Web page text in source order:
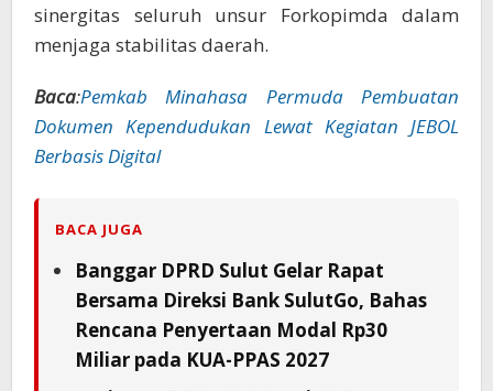
sinergitas seluruh unsur Forkopimda dalam
menjaga stabilitas daerah.
Baca:Pemkab Minahasa Permuda Pembuatan
Dokumen Kependudukan Lewat Kegiatan JEBOL
Berbasis Digital
BACA JUGA
Banggar DPRD Sulut Gelar Rapat
Bersama Direksi Bank SulutGo, Bahas
Rencana Penyertaan Modal Rp30
Miliar pada KUA-PPAS 2027